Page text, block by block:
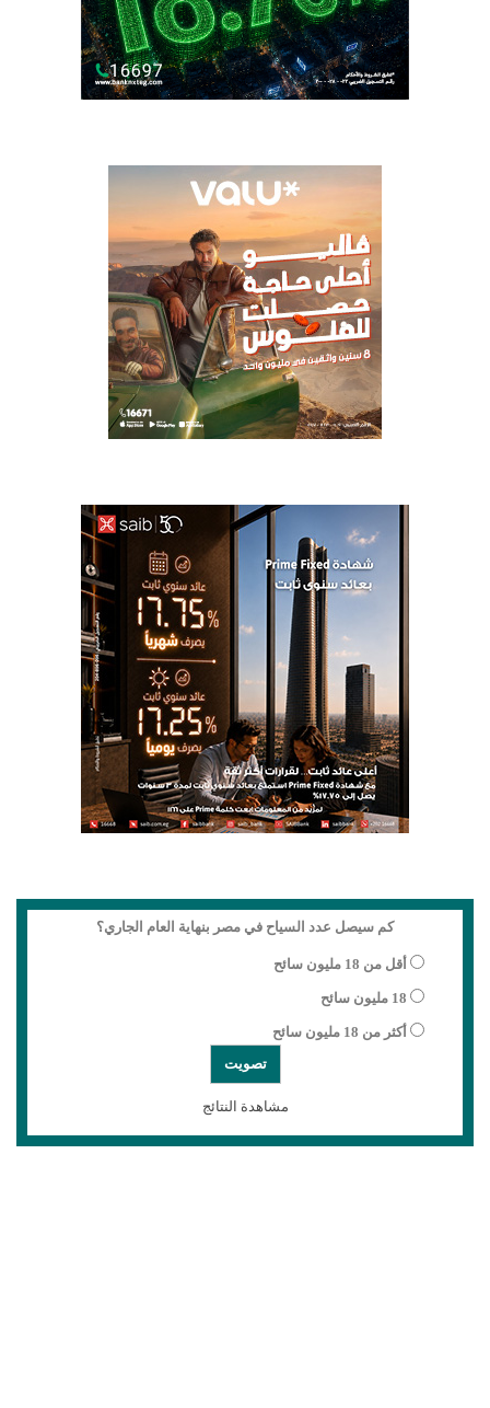
كم سيصل عدد السياح في مصر بنهاية العام الجاري؟
أقل من 18 مليون سائح
18 مليون سائح
أكثر من 18 مليون سائح
مشاهدة النتائج